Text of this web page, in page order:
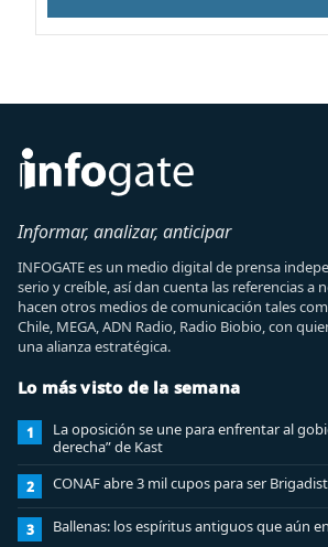
Informar, analizar, anticipar
INFOGATE es un medio digital de prensa
serio y creíble, así dan cuenta las referencias a
hacen otros medios de comunicación tales
Chile, MEGA, ADN Radio, Radio Biobio, con
una alianza estratégica.
Lo más visto de la semana
1
La oposición se une para enfrentar al
derecha” de Kast
2 CONAF abre 3 mil cupos para ser
3 Ballenas: los espíritus antiguos que aún